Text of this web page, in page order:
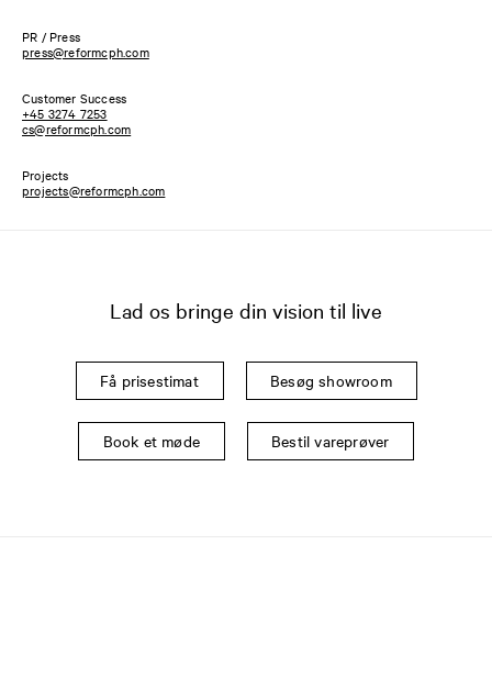
PR / Press
press@reformcph.com
Customer Success
+45 3274 7253
cs@reformcph.com
Projects
projects@reformcph.com
Lad os bringe din vision til live
Få prisestimat Besøg showroom
Book et møde Bestil vareprøver